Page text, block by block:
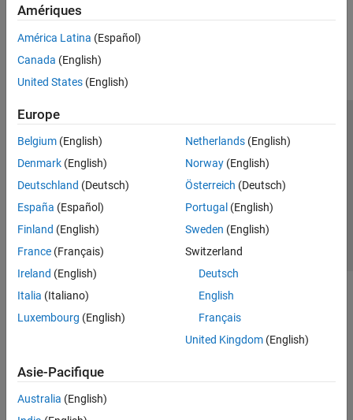
Amériques
América Latina (Español)
Canada (English)
United States (English)
Europe
Belgium (English)
Denmark (English)
Deutschland (Deutsch)
España (Español)
Finland (English)
France (Français)
Ireland (English)
Italia (Italiano)
Luxembourg (English)
Netherlands(English)
Norway(English)
Österreich (Deutsch)
Portugal (English)
Sweden (English)
Switzerland
Deutsch
English
Français
United Kingdom(English)
Asie-Pacifique
Australia (English)
Lutte anti-piratage
Contacts locaux
© 1994-2026 The MathWorks, Inc.